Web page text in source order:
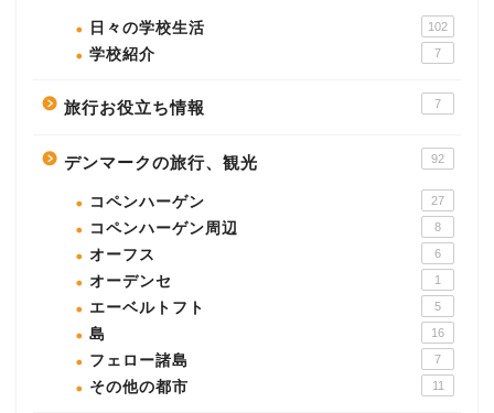
日々の学校生活 102
学校紹介 7
旅行お役立ち情報 7
デンマークの旅行、観光 92
コペンハーゲン 27
コペンハーゲン周辺 8
オーフス 6
オーデンセ 1
エーベルトフト 5
島 16
フェロー諸島 7
その他の都市 11